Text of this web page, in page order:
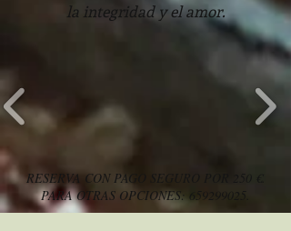
la integridad y el amor.
RESERVA CON PAGO SEGURO POR 250 €.
PARA OTRAS OPCIONES: 659299025